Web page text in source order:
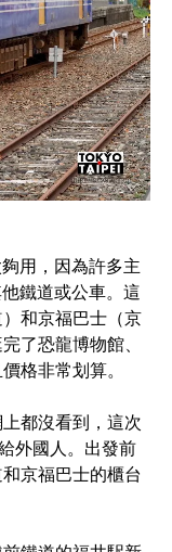
用，因為許多主
鐵道或公車。這
和京福巴士（京
了恐龍博物館、
格非常划算。
都沒看到，這次
外國人。出發前
京福巴士的櫃台